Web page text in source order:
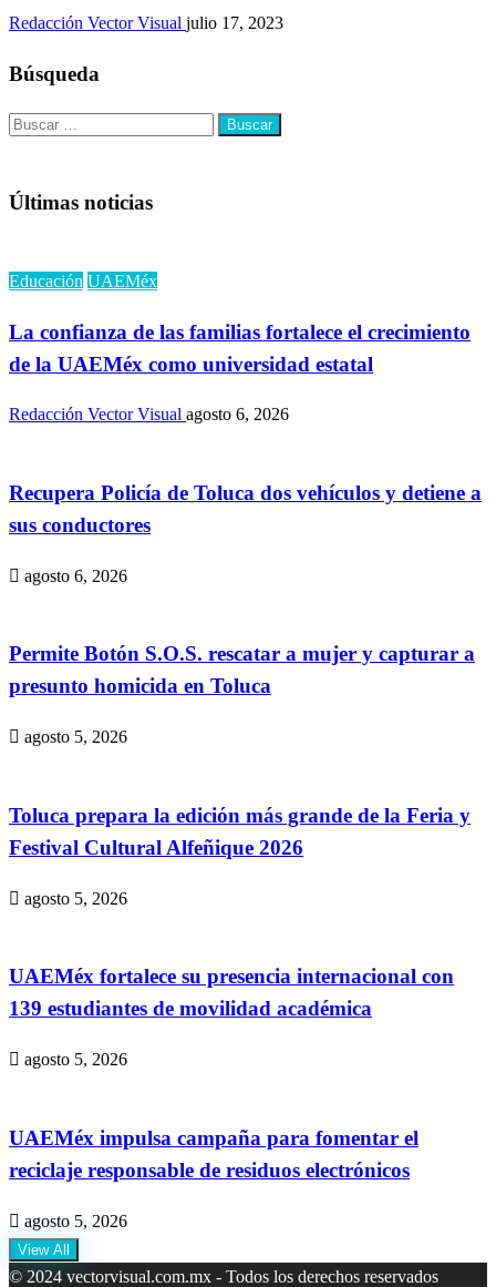
Redacción Vector Visual julio 17, 2023
Búsqueda
Buscar:
Últimas noticias
Educación UAEMéx
La confianza de las familias fortalece el crecimiento
de la UAEMéx como universidad estatal
Redacción Vector Visual agosto 6, 2026
Recupera Policía de Toluca dos vehículos y detiene a
sus conductores
agosto 6, 2026
Permite Botón S.O.S. rescatar a mujer y capturar a
presunto homicida en Toluca
agosto 5, 2026
Toluca prepara la edición más grande de la Feria y
Festival Cultural Alfeñique 2026
agosto 5, 2026
UAEMéx fortalece su presencia internacional con
139 estudiantes de movilidad académica
agosto 5, 2026
UAEMéx impulsa campaña para fomentar el
reciclaje responsable de residuos electrónicos
agosto 5, 2026
View All
© 2024 vectorvisual.com.mx - Todos los derechos reservados